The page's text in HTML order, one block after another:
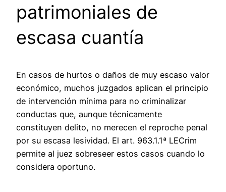
patrimoniales de
escasa cuantía
En casos de hurtos o daños de muy escaso valor
económico, muchos juzgados aplican el principio
de intervención mínima para no criminalizar
conductas que, aunque técnicamente
constituyen delito, no merecen el reproche penal
por su escasa lesividad. El art. 963.1.1ª LECrim
permite al juez sobreseer estos casos cuando lo
considera oportuno.